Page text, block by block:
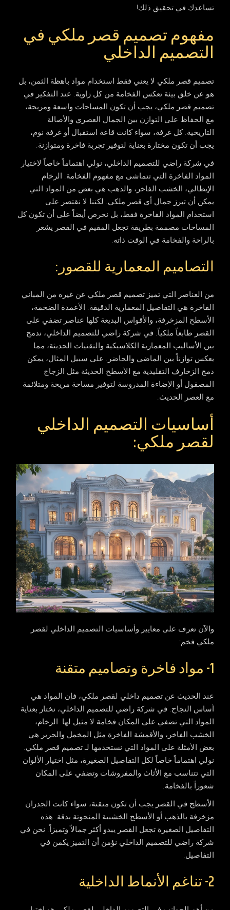
تساعدك في تحقيق ذلك!
مفهوم تصميم قصر ملكي في
التصميم الداخلي
تصميم قصر ملكي لا يعني فقط استخدام مواد باهظة الثمن، بل
هو عن خلق بيئة تعكس الفخامة من كل زاوية. عند التفكير في
تصميم قصر ملكي، يجب أن تكون المساحات واسعة ومريحة،
مع الحفاظ على التوازن بين الجمال العصري والأصالة
التاريخية. كل غرفة، سواء كانت قاعة استقبال أو غرفة نوم،
يجب أن تكون مختارة بعناية لتوفير تجربة فاخرة ومتوازنة.
في شركة راضي للتصميم الداخلي، نولي اهتماماً خاصاً لاختيار
المواد الفاخرة التي تتماشى مع مفهوم الفخامة. الرخام
الإيطالي، الخشب الفاخر، والذهب هي بعض من المواد التي
يمكن أن تبرز جمال أي قصر ملكي. لكننا لا نقتصر على
استخدام المواد الفاخرة فقط، بل نحرص أيضاً على أن تكون كل
المساحات مصممة بطريقة تجعل المقيم في القصر يشعر
بالراحة والفخامة في الوقت ذاته.
التصاميم المعمارية للقصور:
من العناصر التي تميزتصميم قصر ملكي عن غيره من المباني
الفاخرة هي التفاصيل المعمارية الدقيقة. الأعمدة الضخمة،
الأسطح المزخرفة، والأقواس البديعة كلها عناصر تضفي على
القصر طابعاً ملكياً. في شركة راضي للتصميم الداخلي، ندمج
بين الأساليب المعمارية الكلاسيكية والتقنيات الحديثة، مما
يعكس توازناً بين الماضي والحاضر. على سبيل المثال، يمكن
دمج الزخارف التقليدية مع الأسطح الحديثة مثل الزجاج
المصقول أو الإضاءة المدروسة لتوفير مساحة مريحة ومتلائمة
مع العصر الحديث.
أساسيات التصميم الداخلي
لقصر ملكي:
والآن تعرف على معايير وأساسيات التصميم الداخلي لقصر
ملكي فخم:
1- مواد فاخرة وتصاميم متقنة
عند الحديث عنتصميم داخلي لقصر ملكي، فإن المواد هي
أساس النجاح. في شركة راضي للتصميم الداخلي، نختار بعناية
المواد التي تضفي على المكان فخامة لا مثيل لها. الرخام،
الخشب الفاخر، والأقمشة الفاخرة مثل المخمل والحرير هي
بعض الأمثلة على المواد التي نستخدمها لـ تصميم قصر ملكي.
نولي اهتماماً خاصاً لكل التفاصيل الصغيرة، مثل اختيار الألوان
التي تتناسب مع الأثاث والمفروشات وتضفي على المكان
شعوراً بالفخامة.
الأسطح في القصر يجب أن تكون متقنة، سواء كانت الجدران
مزخرفة بالذهب أو الأسطح الخشبية المنحوتة بدقة. هذه
التفاصيل الصغيرة تجعل القصر يبدو أكثر جمالاً وتميزاً. نحن في
شركة راضي للتصميم الداخلي نؤمن أن التميز يكمن في
التفاصيل.
2- تناغم الأنماط الداخلية